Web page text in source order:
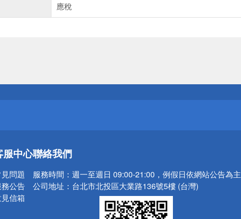
應稅
小心！
小心！
服中心
問題
公告
信箱
聯絡我們
服務時間： 週一至週日 09:00-21:00，例假日依網站公告為主
公司地址： 台北市北投區大業路136號5樓 (台灣)